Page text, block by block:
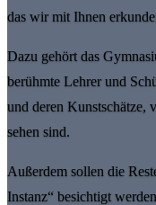
das wir mit Ihnen
Dazu gehört das
berühmte Lehrer und
und deren Kunstschätze,
sehen sind.
Außerdem sollen die
Instanz“ besichtigt